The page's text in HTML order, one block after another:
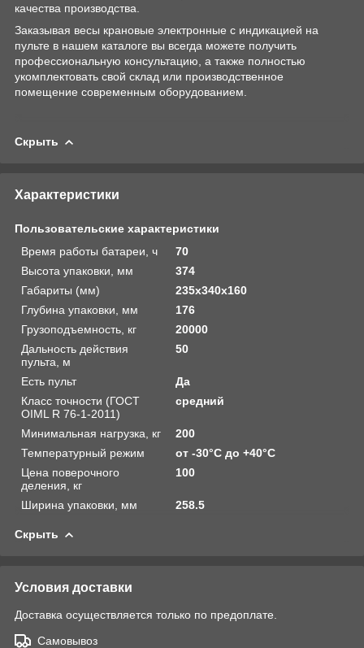
качества производства.
Заказывая весы крановые электронные с индикацией на
пульте в нашем каталоге вы всегда можете получить
профессиональную консультацию, а также полностью
укомплектовать свой склад или производственное
помещение современным оборудованием.
Скрыть
Характеристики
Пользовательские характеристики
Время работы батареи, ч
70
Высота упаковки, мм
374
Габариты (мм)
235х340х160
Глубина упаковки, мм
176
Грузоподъемность, кг
20000
Дальность действия
пульта, м
50
Есть пульт
Да
Класс точности (ГОСТ
OIML R 76-1-2011)
средний
Минимальная нагрузка, кг
200
Температурный режим
от -30°C до +40°С
Цена поверочного
деления, кг
100
Ширина упаковки, мм 258.5
Скрыть
Условия доставки
Доставка осуществляется только по предоплате.
Самовывоз